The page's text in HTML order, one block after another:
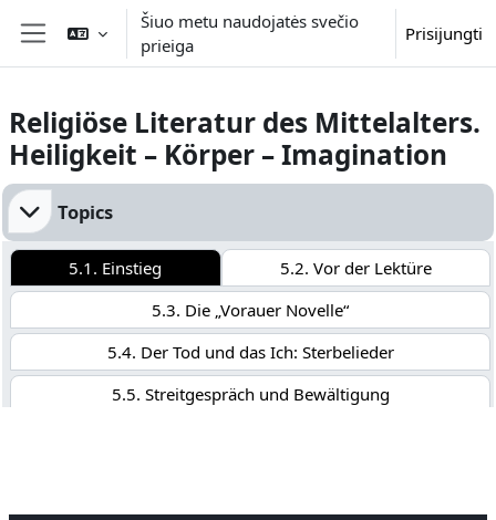
Pereiti į pagrindinį turinį
Šoninis skydelis
Šiuo metu naudojatės svečio
prieiga
Prisijungti
Religiöse Literatur des Mittelalters.
Heiligkeit – Körper – Imagination
Dalies kontūras
Topics
5.1. Einstieg
5.2. Vor der Lektüre
5.3. Die „Vorauer Novelle“
5.4. Der Tod und das Ich: Sterbelieder
5.5. Streitgespräch und Bewältigung